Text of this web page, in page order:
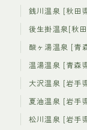
銭川温泉 [秋田
後生掛温泉[秋
酸ヶ湯温泉 [青
温湯温泉 [青森
大沢温泉 [岩手
夏油温泉 [岩手
松川温泉 [岩手